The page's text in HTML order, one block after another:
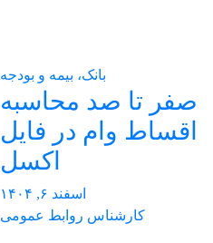
بانک، بیمه و بودجه
صفر تا صد محاسبه
اقساط وام در فایل
اکسل
اسفند ۶, ۱۴۰۴
کارشناس روابط عمومی